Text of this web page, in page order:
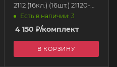
2112 (16кл.) (16шт.) 21120-
1007300-11 AVTOGRAD
Есть в наличии: 3
4 150 ₽/комплект
В КОРЗИНУ